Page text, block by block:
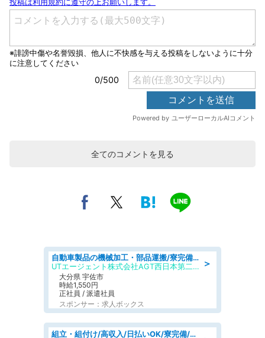
全てのコメントを見る
＞
自動車製品の機械加工・部品運搬/寮完備/日払い/工場・製造
UTエージェント株式会社AGT西日本第二CU
大分県 宇佐市
時給1,550円
正社員 / 派遣社員
スポンサー：求人ボックス
組立・組付け/高収入/日払いOK/寮完備/交替制/20・30・40代活躍中